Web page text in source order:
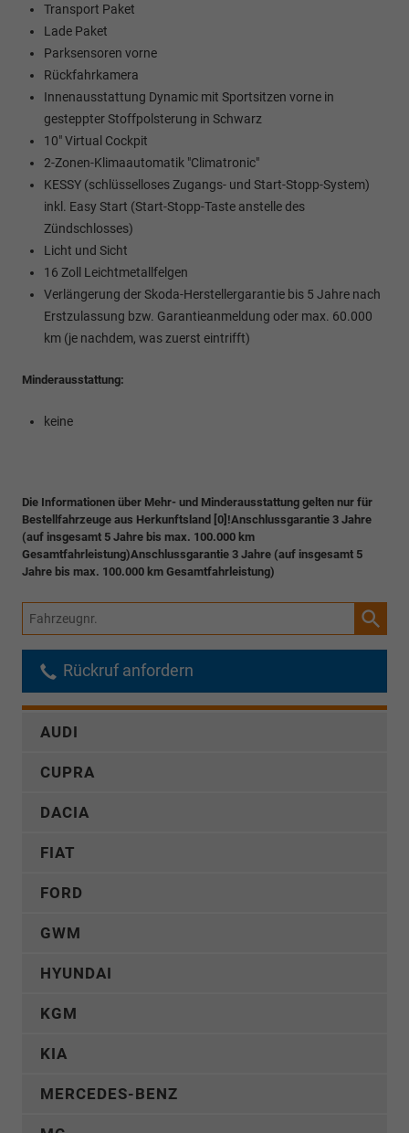
Transport Paket
Lade Paket
Parksensoren vorne
Rückfahrkamera
Innenausstattung Dynamic mit Sportsitzen vorne in
gesteppter Stoffpolsterung in Schwarz
10" Virtual Cockpit
2-Zonen-Klimaautomatik "Climatronic"
KESSY (schlüsselloses Zugangs- und Start-Stopp-System)
inkl. Easy Start (Start-Stopp-Taste anstelle des
Zündschlosses)
Licht und Sicht
16 Zoll Leichtmetallfelgen
Verlängerung der Skoda-Herstellergarantie bis 5 Jahre nach
Erstzulassung bzw. Garantieanmeldung oder max. 60.000
km (je nachdem, was zuerst eintrifft)
Minderausstattung:
keine
Die Informationen über Mehr- und Minderausstattung gelten nur für
Bestellfahrzeuge aus Herkunftsland [0]!Anschlussgarantie 3 Jahre
(auf insgesamt 5 Jahre bis max. 100.000 km
Gesamtfahrleistung)Anschlussgarantie 3 Jahre (auf insgesamt 5
Jahre bis max. 100.000 km Gesamtfahrleistung)
Fahrzeugnr.
Rückruf anfordern
AUDI
CUPRA
DACIA
FIAT
FORD
GWM
HYUNDAI
KGM
KIA
MERCEDES-BENZ